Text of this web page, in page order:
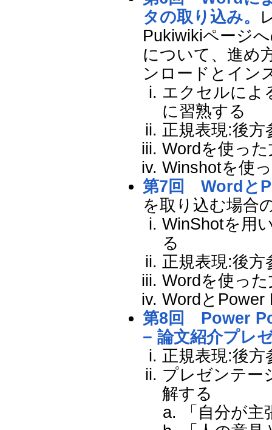
タの取り込み。
Pukiwikiページ
について、進め
ンロードとイン
エクセルによ
に習熟する
正規表現:後方
Wordを使っ
Winshotを使
第7回 Wordと
を取り込む場合
WinShotを用
る
正規表現:後方
Wordを使っ
WordとPower
第8回 Power
− 論文紹介プレ
正規表現:後方
プレゼンテー
解する
「自分が